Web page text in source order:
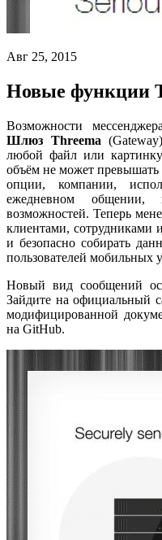
Авг 25, 2015
Новые функции
Возможности
Шлюз Threema
любой файл или
объём не может превышать
опции, компании,
ежедневном общении,
возможностей. Теперь
клиентами, сотрудниками
и безопасно собирать
пользователей мобильных
Новый вид сообщений
Зайдите на официальный
модифицированной
на GitHub.